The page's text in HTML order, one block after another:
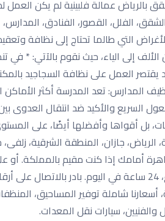
بالرياض عمالة فلبينية لم يكن
الفلل، القصور، الفنادق،
التي طالما تحتاج إلى نظافة
الألف إلى الياء، حيث نقوم بالآتي: *
يقتصر العمل على نظافة السجاجيد
المدارس: تعد المدرسة أكثر الأماكن
السريع والأكيد ضد انتقال العدوى
بل أقواها وأفضلها أيضًا، على
الرياض، جازان، المنطقة الشرقية،
ساعة لمدة 7 أيام في الأسبوع، 24 ساعة في
شاملة توفير المساحيق،
والفنيين، سيارات نقل المعدات.